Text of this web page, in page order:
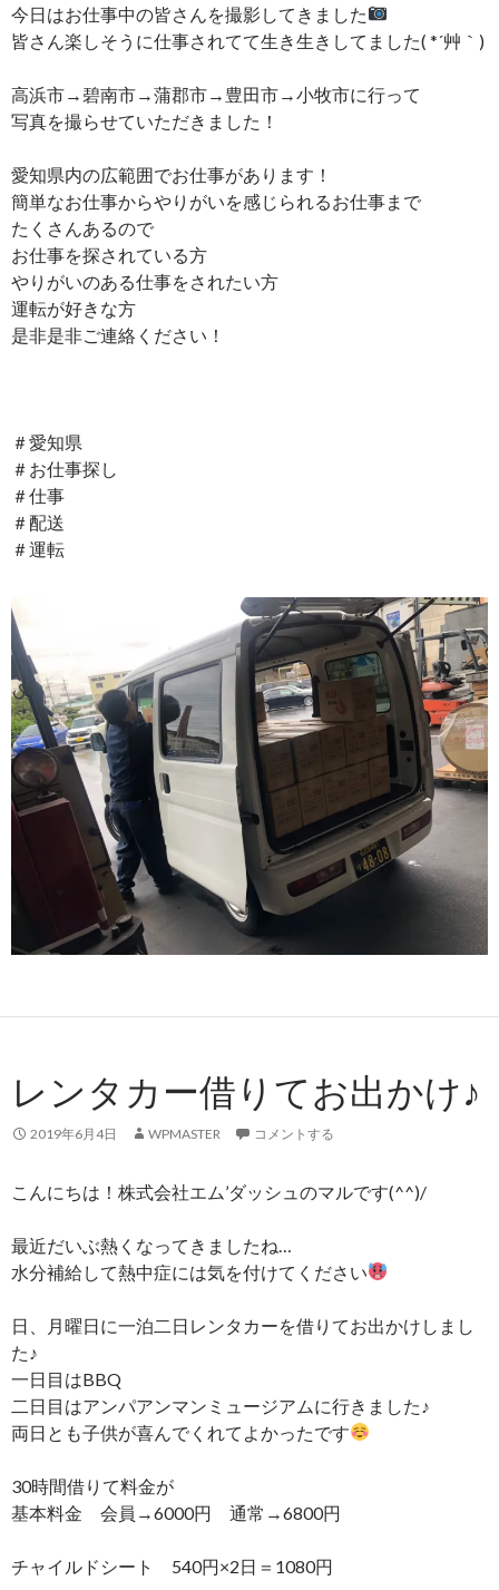
今日はお仕事中の皆さんを撮影してきました
皆さん楽しそうに仕事されてて生き生きしてました( *´艸｀)
高浜市→碧南市→蒲郡市→豊田市→小牧市に行って
写真を撮らせていただきました！
愛知県内の広範囲でお仕事があります！
簡単なお仕事からやりがいを感じられるお仕事まで
たくさんあるので
お仕事を探されている方
やりがいのある仕事をされたい方
運転が好きな方
是非是非ご連絡ください！
＃愛知県
＃お仕事探し
＃仕事
＃配送
＃運転
レンタカー借りてお出かけ♪
2019年6月4日 WPMASTER コメントする
こんにちは！株式会社エム’ダッシュのマルです(^^)/
最近だいぶ熱くなってきましたね…
水分補給して熱中症には気を付けてください
日、月曜日に一泊二日レンタカーを借りてお出かけしまし
た♪
一日目はBBQ
二日目はアンパアンマンミュージアムに行きました♪
両日とも子供が喜んでくれてよかったです
30時間借りて料金が
基本料金 会員→6000円 通常→6800円
チャイルドシート 540円×2日＝1080円